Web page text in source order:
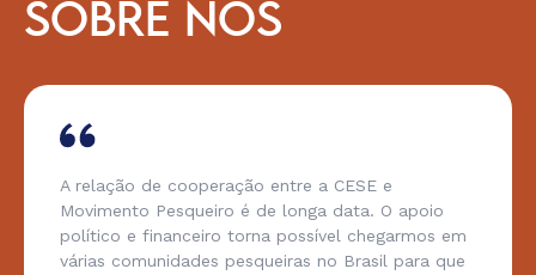
SOBRE NÓS
A relação de cooperação entre a CESE e
Movimento Pesqueiro é de longa data. O apoio
político e financeiro torna possível chegarmos em
várias comunidades pesqueiras no Brasil para que